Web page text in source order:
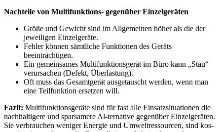
Nachteile von Multifunktions- gegenüber Einzelgeräten
Größe und Gewicht sind im Allgemeinen höher als die der
jeweiligen Einzelgeräte.
Fehler können sämtliche Funktionen des Geräts
beeinträchtigen.
Ein gemeinsames Multifunktionsgerät im Büro kann „Stau“
verursachen (Defekt, Überlastung).
Oft muss das Gesamtgerät ausgetauscht werden, wenn man
eine Teilfunktion ersetzen will.
Fazit: Multifunktionsgeräte sind für fast alle Einsatzsituationen die
nachhaltigere und sparsamere Al-ternative gegenüber Einzelgeräten.
Sie verbrauchen weniger Energie und Umweltressourcen, sind kos-